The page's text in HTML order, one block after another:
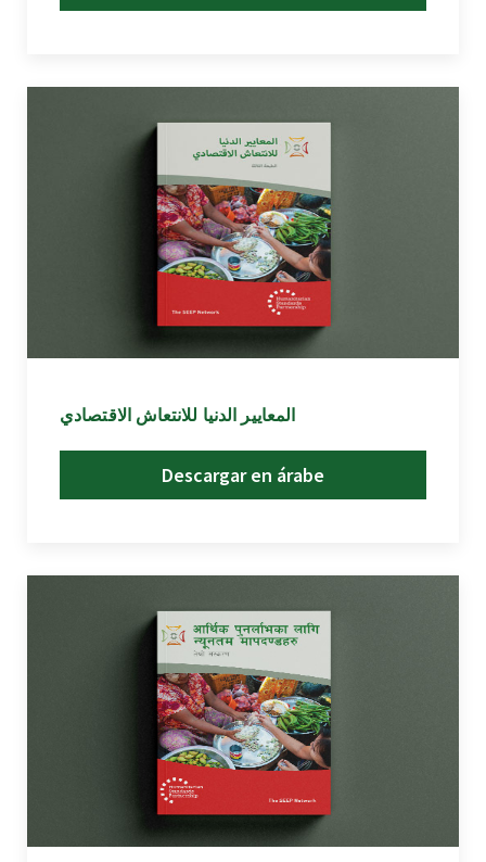
المعايير الدنيا للانتعاش الاقتصادي
Descargar en árabe